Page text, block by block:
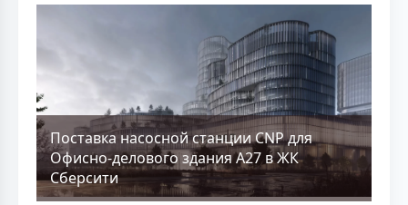
Поставка насосной станции CNP для
Офисно-делового здания А27 в ЖК
Сберсити